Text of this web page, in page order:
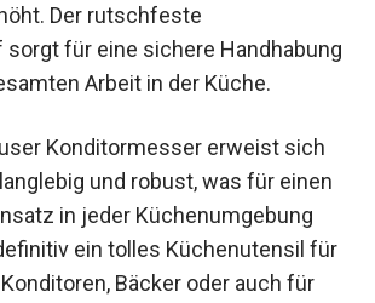
Der rutschfeste
für eine sichere Handhabung
Arbeit in der Küche.
Konditormesser erweist sich
und robust, was für einen
in jeder Küchenumgebung
ein tolles Küchenutensil für
Bäcker oder auch für